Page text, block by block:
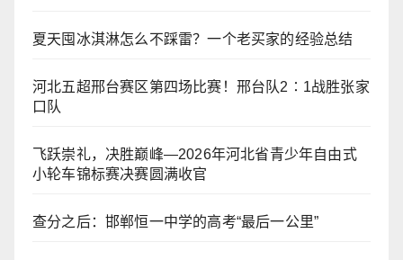
夏天囤冰淇淋怎么不踩雷？一个老买家的经验总结
河北五超邢台赛区第四场比赛！邢台队2∶1战胜张家
口队
飞跃崇礼，决胜巅峰—2026年河北省青少年自由式
小轮车锦标赛决赛圆满收官
查分之后：邯郸恒一中学的高考“最后一公里”